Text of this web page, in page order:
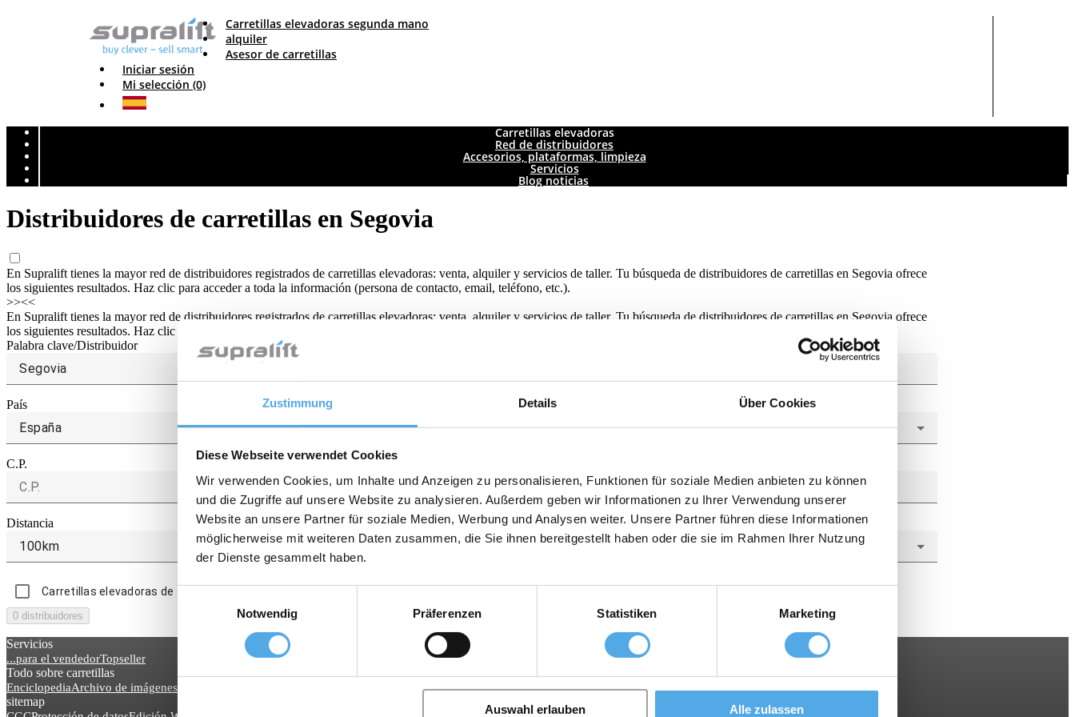
Zustimmung Details Über Cookies
Diese Webseite verwendet Cookies
Wir verwenden Cookies, um Inhalte und Anzeigen zu personalisieren, Funktionen für soziale Medien anbieten zu können
und die Zugriffe auf unsere Website zu analysieren. Außerdem geben wir Informationen zu Ihrer Verwendung unserer
Website an unsere Partner für soziale Medien, Werbung und Analysen weiter. Unsere Partner führen diese Informationen
möglicherweise mit weiteren Daten zusammen, die Sie ihnen bereitgestellt haben oder die sie im Rahmen Ihrer Nutzung
der Dienste gesammelt haben.
Einwilligungsauswahl
Notwendig
Präferenzen Statistiken Marketing
Auswahl erlauben Alle zulassen
Carretillas elevadoras segunda mano
alquiler
Asesor de carretillas
Iniciar sesión
Mi selección (0)
Carretillas elevadoras
Red de distribuidores
Accesorios, plataformas, limpieza
Servicios
Blog noticias
Distribuidores de carretillas en Segovia
En Supralift tienes la mayor red de distribuidores registrados de carretillas elevadoras: venta, alquiler y servicios de taller. Tu búsqueda de distribuidores de carretillas en Segovia ofrece
los siguientes resultados. Haz clic para acceder a toda la información (persona de contacto, email, teléfono, etc.).
>><<
En Supralift tienes la mayor red de distribuidores registrados de carretillas elevadoras: venta, alquiler y servicios de taller. Tu búsqueda de distribuidores de carretillas en Segovia ofrece
los siguientes resultados. Haz clic para acceder a toda la información (persona de contacto, email, teléfono, etc.).
Palabra clave/Distribuidor
País
España
C.P.
Distancia
100km
Carretillas elevadoras de segunda mano
0 distribuidores
Servicios
...para el vendedorTopseller
Todo sobre carretillas
EnciclopediaArchivo de imágenes
sitemap